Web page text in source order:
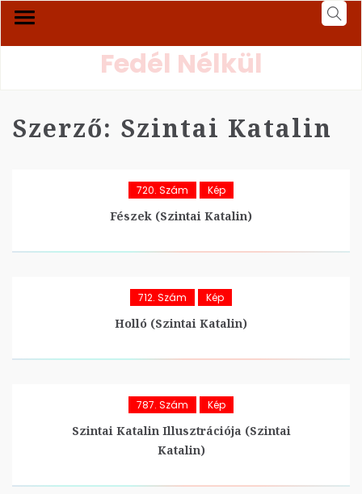
Fedél Nélkül
Szerző: Szintai Katalin
720. Szám Kép
Fészek (Szintai Katalin)
712. Szám Kép
Holló (Szintai Katalin)
787. Szám Kép
Szintai Katalin Illusztrációja (Szintai
Katalin)